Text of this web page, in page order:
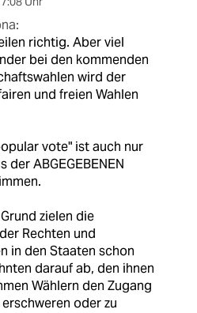
richtig. Aber viel
bei den kommenden
wird der
und freien Wahlen
vote" ist auch nur
der ABGEGEBENEN
zielen die
Rechten und
in den Staaten schon
darauf ab, den ihnen
Wählern den Zugang
erschweren oder zu